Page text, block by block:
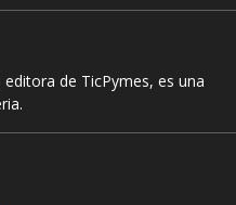
editora de TicPymes, es una